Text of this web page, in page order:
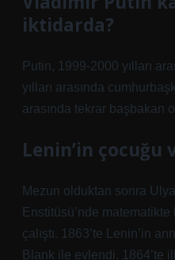
iktidarda?
Putin, 1999-2000 yılları
yılları arasında
arasında tekrar başbakan
Lenin’in çocuğu
Mezun olduktan sonra
Enstitüsü’nde
çalıştı. 1863’te Lenin’in
Blank ile evlendi. 1864’te